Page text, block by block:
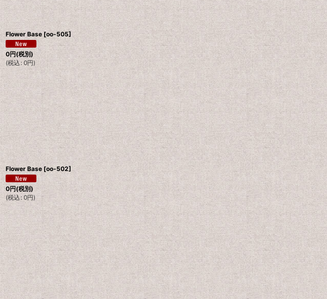
Flower Base [oo-505]
0円(税別)
(税込 : 0円)
Flower Base [oo-502]
0円(税別)
(税込: 0円)